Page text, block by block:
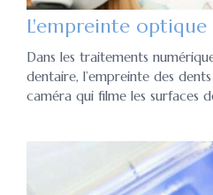
L'empreinte optique
Dans les traitements
dentaire, l’empreinte des
caméra qui filme les surfaces